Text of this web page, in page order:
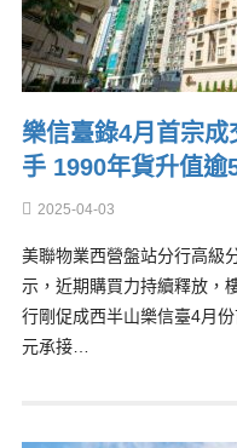
樂信臺錄4月首宗
手 1990年貨升值逾
2025-04-03
美聯物業西營盤站分行高級
示，近期購買力持續釋放，
行剛促成西半山樂信臺4月
元承接…